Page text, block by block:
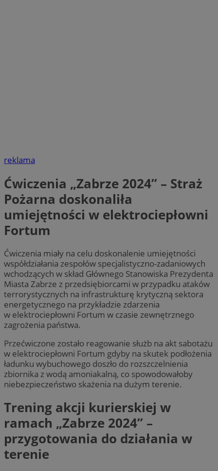
reklama
Ćwiczenia „Zabrze 2024” – Straż
Pożarna doskonaliła
umiejętności w elektrociepłowni
Fortum
Ćwiczenia miały na celu doskonalenie umiejętności
współdziałania zespołów specjalistyczno-zadaniowych
wchodzących w skład Głównego Stanowiska Prezydenta
Miasta Zabrze z przedsiębiorcami w przypadku ataków
terrorystycznych na infrastrukturę krytyczną sektora
energetycznego na przykładzie zdarzenia
w elektrociepłowni Fortum w czasie zewnętrznego
zagrożenia państwa.
Przećwiczone zostało reagowanie służb na akt sabotażu
w elektrociepłowni Fortum gdyby na skutek podłożenia
ładunku wybuchowego doszło do rozszczelnienia
zbiornika z wodą amoniakalną, co spowodowałoby
niebezpieczeństwo skażenia na dużym terenie.
Trening akcji kurierskiej w
ramach „Zabrze 2024” –
przygotowania do działania w
terenie